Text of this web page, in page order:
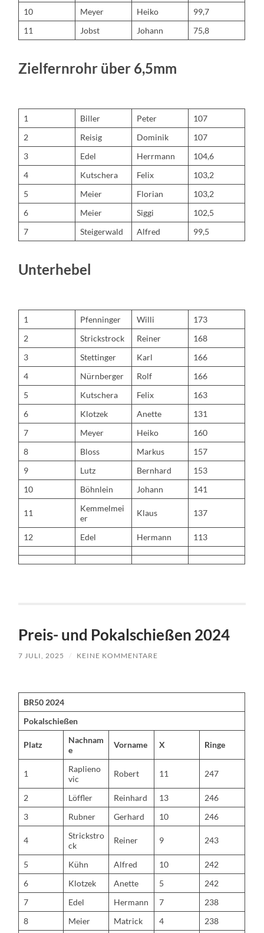
10
Meyer Heiko
99,7
11
Jobst Johann 75,8
Zielfernrohr über 6,5mm
1 Biller Peter
107
2
Reisig Dominik
107
3
Edel Herrmann
104,6
4
Kutschera Felix
103,2
5
Meier Florian
103,2
6
Meier Siggi
102,5
7
Steigerwald Alfred 99,5
Unterhebel
1 Pfenninger Willi
173
2
Strickstrock Reiner
168
3
Stettinger Karl
166
4
Nürnberger Rolf
166
5
Kutschera Felix
163
6
Klotzek Anette
131
7
Meyer Heiko
160
8
Bloss Markus
157
9
Lutz Bernhard
153
10
Böhnlein Johann 141
11
Kemmelmei
er
Klaus 137
12 Edel Hermann 113
Preis- und Pokalschießen 2024
7 JULI, 2025 / KEINE KOMMENTARE
BR50 2024
Pokalschießen
Platz
Nachnam
e
Vorname X Ringe
1
Raplieno
vic
Robert 11 247
2 Löffler Reinhard 13
246
3
Rubner Gerhard 10 246
4
Strickstro
ck
Reiner 9 243
5 Kühn Alfred 10
242
6
Klotzek Anette 5
242
7
Edel Hermann 7
238
8
Meier Matrick 4 238